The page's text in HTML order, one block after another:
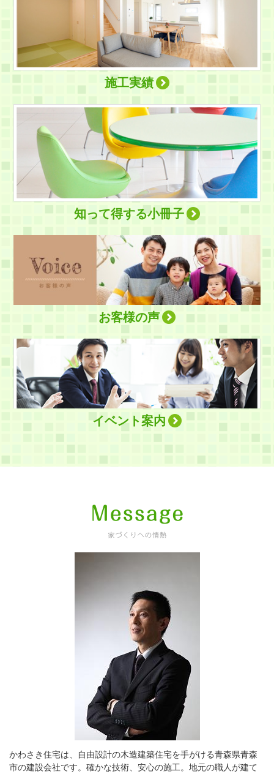
施工実績
知って得する小冊子
お客様の声
イベント案内
かわさき住宅は、自由設計の木造建築住宅を手がける青森県青森
市の建設会社です。確かな技術、安心の施工。地元の職人が建て